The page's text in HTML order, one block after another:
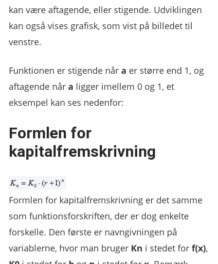
kan være aftagende, eller stigende. Udviklingen
kan også vises grafisk, som vist på billedet til
venstre.
Funktionen er stigende nåra er større end 1, og
aftagende nåra ligger imellem 0 og 1, et
eksempel kan ses nedenfor:
Formlen for
kapitalfremskrivning
Formlen for kapitalfremskrivning er det samme
som funktionsforskriften, der er dog enkelte
forskelle. Den første er navngivningen på
variablerne, hvor man bruger Kn i stedet forf(x),